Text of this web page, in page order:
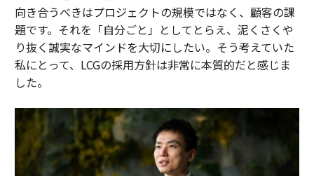
向き合うべきはプロジェクトの規模ではなく、顧客の課
題です。それを「自分ごと」としてとらえ、泥くさくや
り抜く誠実なマインドを大切にしたい。そう考えていた
私にとって、LCGの採用方針は非常に本質的だと感じま
した。